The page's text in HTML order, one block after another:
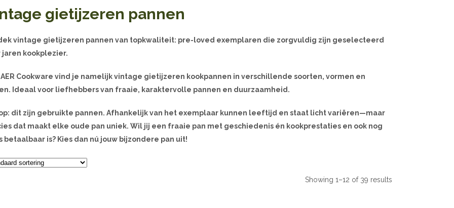
gietijzeren pannen
vintage gietijzeren pannen van topkwaliteit: pre-loved exemplaren die zorgvuldig zijn geselecteerd
jaren kookplezier.
Cookware vind je namelijk vintage gietijzeren kookpannen in verschillende soorten, vormen en
Ideaal voor liefhebbers van fraaie, karaktervolle pannen en duurzaamheid.
dit zijn gebruikte pannen. Afhankelijk van het exemplaar kunnen leeftijd en staat licht variëren—maar
dat maakt elke oude pan uniek. Wil jij een fraaie pan met geschiedenis én kookprestaties en ook nog
betaalbaar is? Kies dan nú jouw bijzondere pan uit!
Showing 1–12 of 39 results